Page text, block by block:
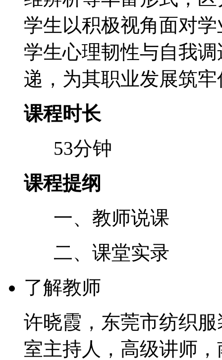
学生以积极视角面对
学生心理韧性与自我
递，为其职业发展筑
课程时长
53分钟
课程提纲
一、教师说课
二、课堂实
了解教师
许晓霞，东莞市纺织
室主持人，高级讲师